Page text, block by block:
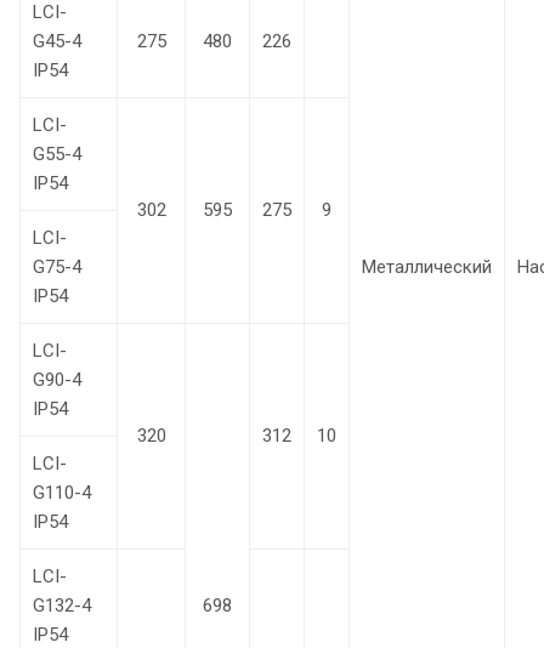
Металлический
LCI-
G45-4
IP54
275 480 226
LCI-
G55-4
IP54
302
595 275
9
LCI-
G75-4
IP54
LCI-
G90-4
IP54
320
698
312
10
LCI-
G110-4
IP54
LCI-
G132-4
IP54